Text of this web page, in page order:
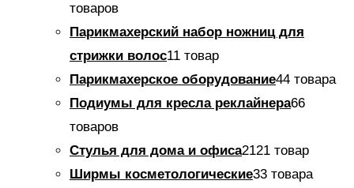
товаров
Парикмахерский набор ножниц для
стрижки волос11 товар
Парикмахерское оборудование44 товара
Подиумы для кресла реклайнера66
товаров
Стулья для дома и офиса2121 товар
Ширмы косметологические33 товара